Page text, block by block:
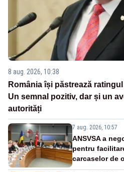
8 aug. 2026, 10:38
România își păstrează
Un semnal pozitiv, dar și un
autorități
7 aug. 2026, 10:57
ANSVSA a
pentru
carcaselor de